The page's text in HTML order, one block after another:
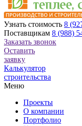
Узнать стоимость 8
Поставщикам 8 (988)
Заказать звонок
Оставить
заявку
Калькулятор
строительства
Меню
Проекты
О компании
Портфолио